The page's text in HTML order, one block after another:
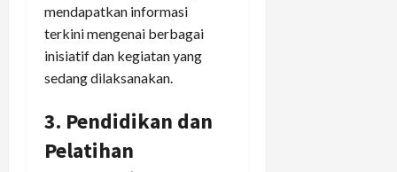
mendapatkan informasi
terkini mengenai berbagai
inisiatif dan kegiatan yang
sedang dilaksanakan.
3. Pendidikan dan
Pelatihan